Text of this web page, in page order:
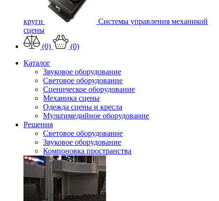
круги
Системы управления механикой
сцены
(0)
(0)
Каталог
Звуковое оборудование
Световое оборудование
Сценическое оборудование
Механика сцены
Одежда сцены и кресла
Мультимедийное оборудование
Решения
Световое оборудование
Звуковое оборудование
Компоновка пространства